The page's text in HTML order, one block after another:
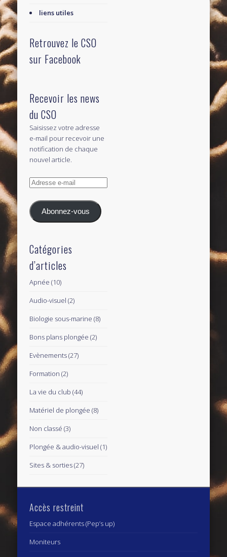
liens utiles
Retrouvez le CSO
sur Facebook
Recevoir les news
du CSO
Saisissez votre adresse
e-mail pour recevoir une
notification de chaque
nouvel article.
Adresse
mail
Abonnez-vous
Catégories
d’articles
Apnée (10)
Audio-visuel (2)
Biologie sous-marine (8)
Bons plans plongée (2)
Evènements(27)
Formation (2)
La vie du club (44)
Matériel de plongée (8)
Non classé (3)
Plongée & audio-visuel (1)
Sites & sorties(27)
Accès restreint
Espace adhérents (Pep’s up)
Moniteurs